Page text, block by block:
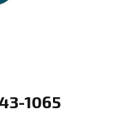
1065